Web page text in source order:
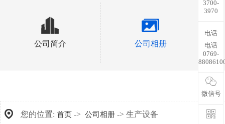
公司简介 公司相册
您的位置: 首页 -> 公司相册 -> 生产设备
3700-
3970
电话
电话
0769-
微信号